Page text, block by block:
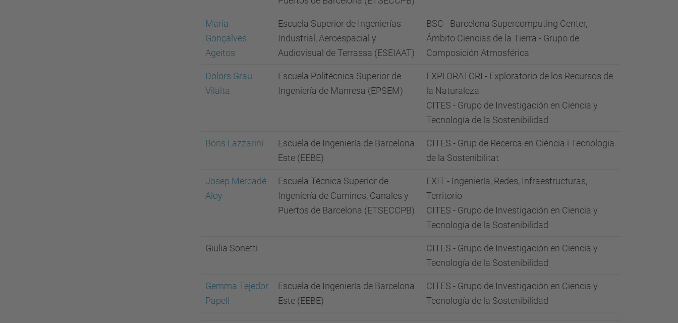
Maria
Gonçalves
Ageitos
Escuela Superior de Ingenierías
Industrial, Aeroespacial y
Audiovisual de Terrassa (ESEIAAT)
BSC - Barcelona Supercomputing Center,
Ámbito Ciencias de la Tierra - Grupo de
Composición Atmosférica
Dolors Grau
Vilalta
Escuela Politécnica Superior de
Ingeniería de Manresa (EPSEM)
EXPLORATORI - Exploratorio de los Recursos de
la Naturaleza
CITES - Grupo de Investigación en Ciencia y
Tecnología de la Sostenibilidad
Boris Lazzarini
Escuela de Ingeniería de Barcelona
Este (EEBE)
CITES - Grup de Recerca en Ciència i Tecnologia
de la Sostenibilitat
Josep Mercadé
Aloy
Escuela Técnica Superior de
Ingeniería de Caminos, Canales y
Puertos de Barcelona (ETSECCPB)
EXIT - Ingeniería, Redes, Infraestructuras,
Territorio
CITES - Grupo de Investigación en Ciencia y
Tecnología de la Sostenibilidad
Giulia Sonetti
CITES - Grupo de Investigación en Ciencia y
Tecnología de la Sostenibilidad
Gemma Tejedor
Papell
Escuela de Ingeniería de Barcelona
Este (EEBE)
CITES - Grupo de Investigación en Ciencia y
Tecnología de la Sostenibilidad